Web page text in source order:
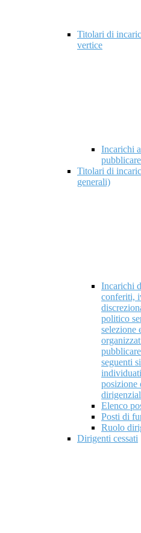
Titolari di
vertice
Incarichi
Titolari di
generali)
Incarichi
conferiti,
politico
selezione
seguenti
posizione
Elenco
Posti di
Ruolo
Dirigenti cessati